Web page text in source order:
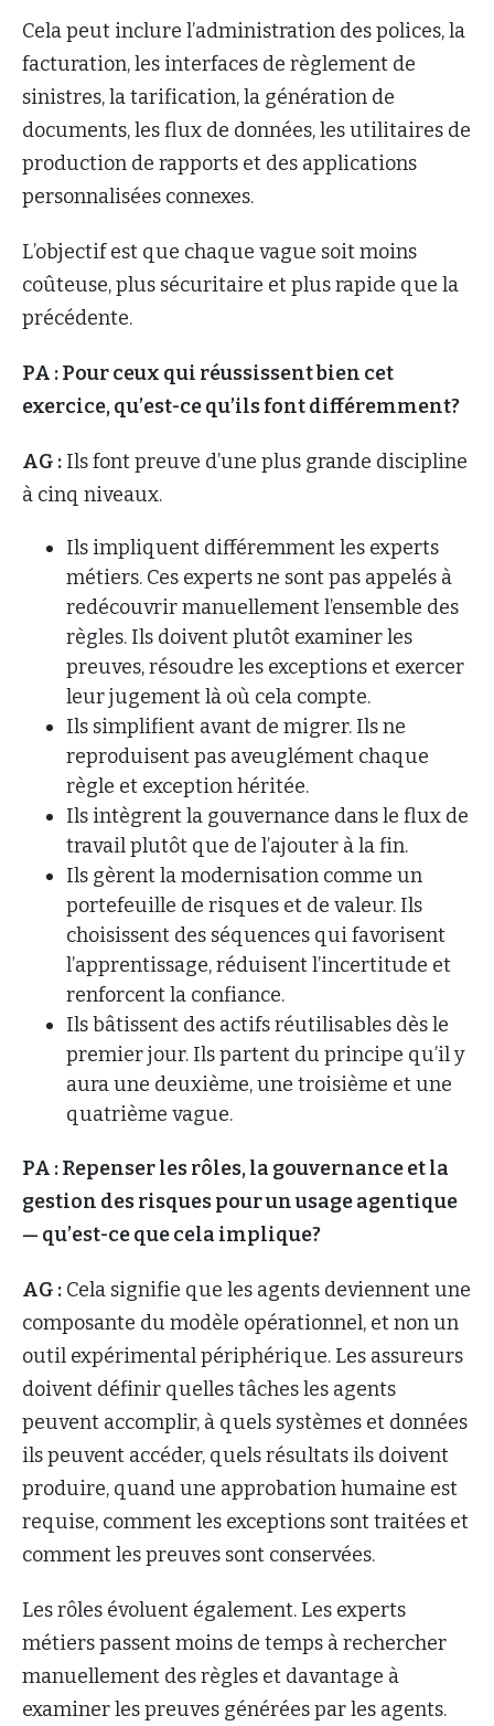
Cela peut inclure l’administration des polices, la
facturation, les interfaces de règlement de
sinistres, la tarification, la génération de
documents, les flux de données, les utilitaires de
production de rapports et des applications
personnalisées connexes.
L’objectif est que chaque vague soit moins
coûteuse, plus sécuritaire et plus rapide que la
précédente.
PA : Pour ceux qui réussissent bien cet
exercice, qu’est-ce qu’ils font différemment?
AG : Ils font preuve d’une plus grande discipline
à cinq niveaux.
Ils impliquent différemment les experts
métiers. Ces experts ne sont pas appelés à
redécouvrir manuellement l’ensemble des
règles. Ils doivent plutôt examiner les
preuves, résoudre les exceptions et exercer
leur jugement là où cela compte.
Ils simplifient avant de migrer. Ils ne
reproduisent pas aveuglément chaque
règle et exception héritée.
Ils intègrent la gouvernance dans le flux de
travail plutôt que de l’ajouter à la fin.
Ils gèrent la modernisation comme un
portefeuille de risques et de valeur. Ils
choisissent des séquences qui favorisent
l’apprentissage, réduisent l’incertitude et
renforcent la confiance.
Ils bâtissent des actifs réutilisables dès le
premier jour. Ils partent du principe qu’il y
aura une deuxième, une troisième et une
quatrième vague.
PA : Repenser les rôles, la gouvernance et la
gestion des risques pour un usage agentique
— qu’est-ce que cela implique?
AG : Cela signifie que les agents deviennent une
composante du modèle opérationnel, et non un
outil expérimental périphérique. Les assureurs
doivent définir quelles tâches les agents
peuvent accomplir, à quels systèmes et données
ils peuvent accéder, quels résultats ils doivent
produire, quand une approbation humaine est
requise, comment les exceptions sont traitées et
comment les preuves sont conservées.
Les rôles évoluent également. Les experts
métiers passent moins de temps à rechercher
manuellement des règles et davantage à
examiner les preuves générées par les agents.